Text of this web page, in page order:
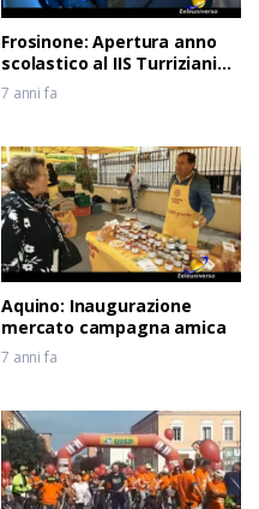
Frosinone: Apertura anno
scolastico al IIS Turriziani
del 04-10-2019
7 anni fa
Aquino: Inaugurazione
mercato campagna amica
7 anni fa